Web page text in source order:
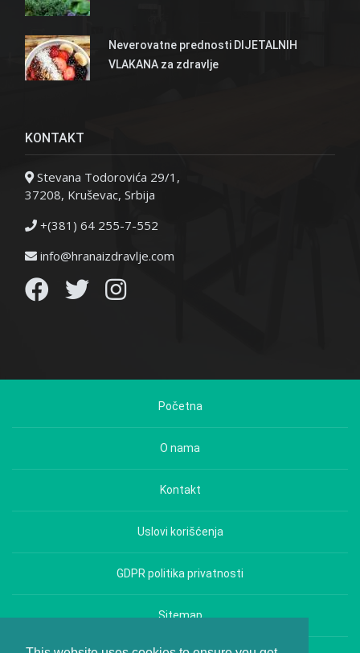
Neverovatne prednosti DIJETALNIH
VLAKANA za zdravlje
KONTAKT
Stevana Todorovića 29/1,
37208, Kruševac, Srbija
+(381) 64 255-7-552
info@hranaizdravlje.com
Početna
O nama
Kontakt
Uslovi korišćenja
GDPR politika privatnosti
Sitemap